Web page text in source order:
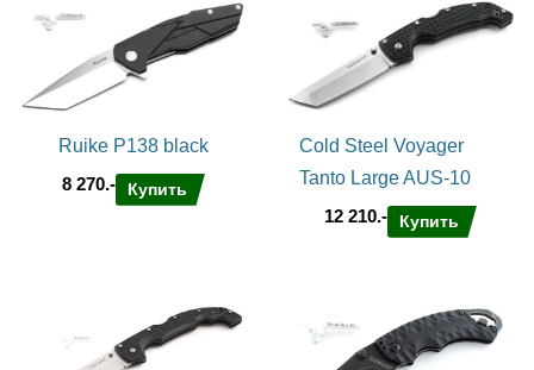
Ruike P138 black
8 270.-
Купить
Cold Steel Voyager
Tanto Large AUS-10
12 210.-
Купить